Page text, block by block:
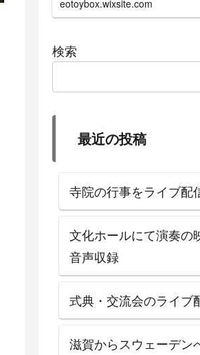
せていただき
eotoybox.wixsite.com
検索
最近の投稿
寺院の行事をライブ配
文化ホールにて演奏の
音声収録
式典・交流会のライブ
滋賀からスウェーデ